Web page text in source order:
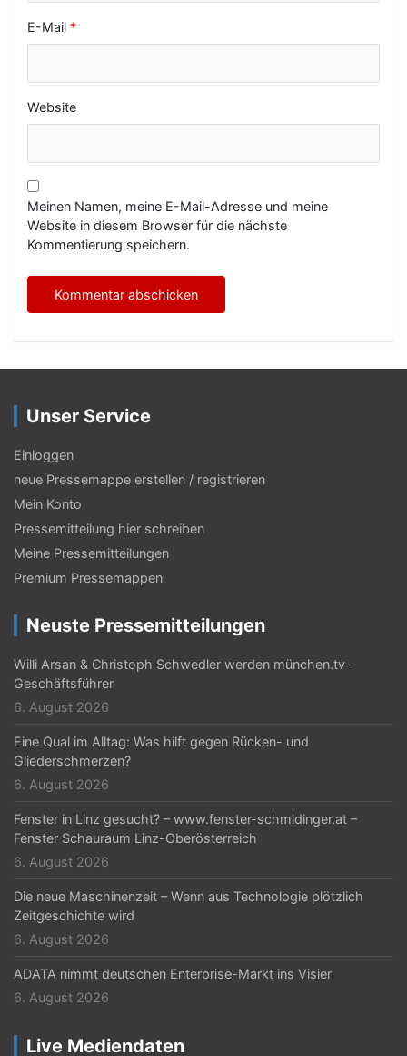
E-Mail *
Website
Meinen Namen, meine E-Mail-Adresse und meine
Website in diesem Browser für die nächste
Kommentierung speichern.
Unser Service
Einloggen
neue Pressemappe erstellen / registrieren
Mein Konto
Pressemitteilung hier schreiben
Meine Pressemitteilungen
Premium Pressemappen
Neuste Pressemitteilungen
Willi Arsan & Christoph Schwedler werden münchen.tv-
Geschäftsführer
6. August 2026
Eine Qual im Alltag: Was hilft gegen Rücken- und
Gliederschmerzen?
6. August 2026
Fenster in Linz gesucht? – www.fenster-schmidinger.at –
Fenster Schauraum Linz-Oberösterreich
6. August 2026
Die neue Maschinenzeit – Wenn aus Technologie plötzlich
Zeitgeschichte wird
6. August 2026
ADATA nimmt deutschen Enterprise-Markt ins Visier
6. August 2026
Live Mediendaten